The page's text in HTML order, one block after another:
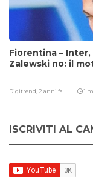
Fiorentina –
Zalewski no: il
Digitrend, 2 anni fa 1
ISCRIVITI AL